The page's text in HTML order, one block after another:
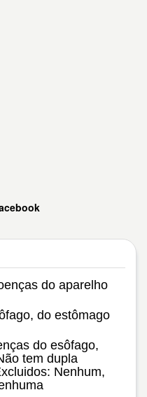
do aparelho
do estômago
do esôfago,
tem dupla
Nenhum,